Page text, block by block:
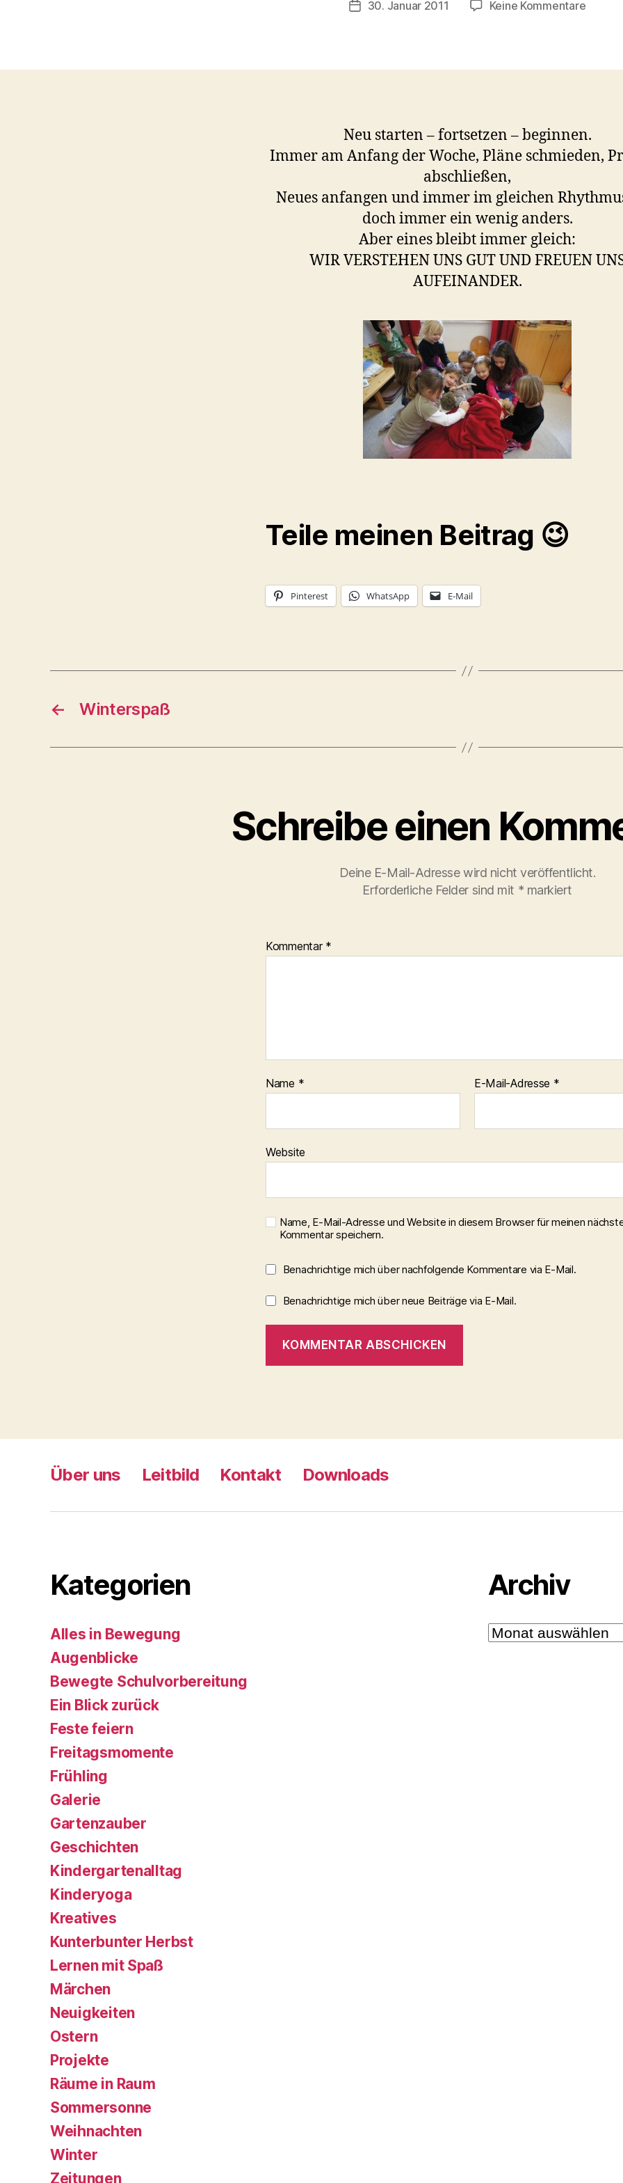
ri
Veröffentlichungsdatum
30. Januar 2011 Keine Kommentarezu
Neu starten – fortsetzen – beginnen.
Immer am Anfang der Woche, Pläne schmieden,
abschließen,
Neues anfangen und immer im gleichen
doch immer ein wenig anders.
Aber eines bleibt immer gleich:
WIR VERSTEHEN UNS GUT UND FREUEN
AUFEINANDER.
Teile meinen Beitrag 😉
Pinterest WhatsApp E-Mail
← Winterspaß
Schreibe einen
Deine E-Mail-Adresse wird nicht veröffentlicht.
Erforderliche Felder sind mit * markiert
Kommentar *
Name * E-Mail-Adresse *
Website
Name, E-Mail-Adresse und Website in diesem Browser für meinen
Kommentar speichern.
Benachrichtige mich über nachfolgende Kommentare via E-Mail.
Benachrichtige mich über neue Beiträge via E-Mail.
Über uns Leitbild Kontakt Downloads
Kategorien
Alles in Bewegung
Augenblicke
Bewegte Schulvorbereitung
Ein Blick zurück
Feste feiern
Freitagsmomente
Frühling
Galerie
Gartenzauber
Geschichten
Kindergartenalltag
Kinderyoga
Kreatives
Kunterbunter Herbst
Lernen mit Spaß
Märchen
Neuigkeiten
Ostern
Projekte
Räume in Raum
Sommersonne
Weihnachten
Winter
Zeitungen
Archiv
Archiv